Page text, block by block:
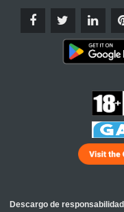
Descargo de responsabilidad